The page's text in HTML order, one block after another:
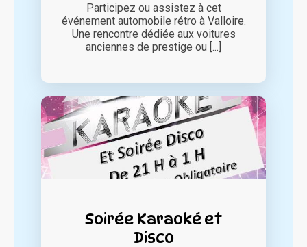
Participez ou assistez à cet
événement automobile rétro à Valloire.
Une rencontre dédiée aux voitures
anciennes de prestige ou [...]
Soirée Karaoké et
Disco